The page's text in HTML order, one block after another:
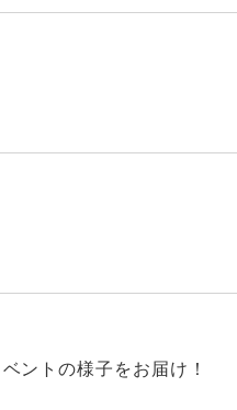
ントの様子をお届け！